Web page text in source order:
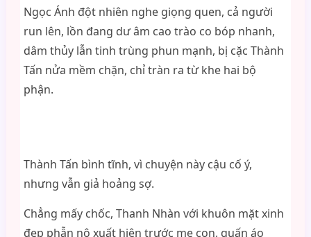
Ngọc Ánh đột nhiên nghe giọng quen, cả người
run lên, lồn đang dư âm cao trào co bóp nhanh,
dâm thủy lẫn tinh trùng phun mạnh, bị cặc Thành
Tấn nửa mềm chặn, chỉ tràn ra từ khe hai bộ
phận.
Thành Tấn bình tĩnh, vì chuyện này cậu cố ý,
nhưng vẫn giả hoảng sợ.
Chẳng mấy chốc, Thanh Nhàn với khuôn mặt xinh
đẹp phẫn nộ xuất hiện trước mẹ con, quấn áo